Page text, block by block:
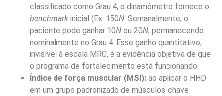
classificado como Grau 4, o dinamômetro fornece o
benchmark inicial (Ex: 150N . Semanalmente, o
paciente pode ganhar 10N ou 20N, permanecendo
nominalmente no Grau 4. Esse ganho quantitativo,
invisível à escala MRC, é a evidência objetiva de que
o programa de fortalecimento está funcionando.
Índice de força muscular (MSI): ao aplicar o HHD
em um grupo padronizado de músculos-chave